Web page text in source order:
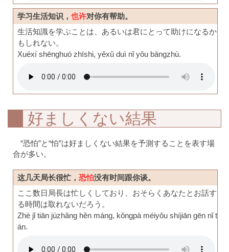
学习生活知识， 也许对你有帮助。
生活知識を学ぶことは、あるいは君にとって助けになるか
もしれない。
Xuéxí shēnghuó zhīshi, yěxǔ duì nǐ yǒu bāngzhù.
好ましくない結果
“恐怕”と“怕”は好ましくない結果を予測することを表す場
合が多い。
这几天局长很忙， 恐怕没有时间跟你谈。
ここ数日局長は忙しくしており、おそらくあなたとお話す
る時間は取れないだろう。
Zhè jǐ tiān júzhǎng hěn máng, kǒngpà méiyǒu shíjiān gēn nǐ t
án.